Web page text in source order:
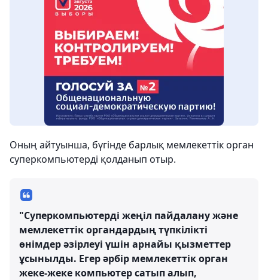
Оның айтуынша, бүгінде барлық мемлекеттік орган
суперкомпьютерді қолданып отыр.
"Суперкомпьютерді жеңіл пайдалану және
мемлекеттік органдардың түпкілікті
өнімдер әзірлеуі үшін арнайы қызметтер
ұсынылды. Егер әрбір мемлекеттік орган
жеке-жеке компьютер сатып алып,